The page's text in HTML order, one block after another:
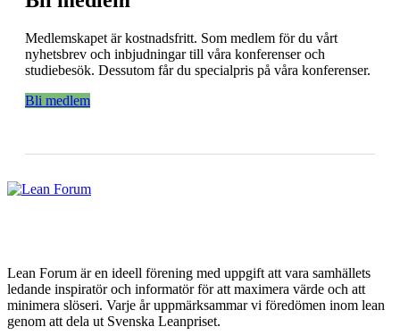
Medlemskapet är kostnadsfritt. Som medlem för du vårt
nyhetsbrev och inbjudningar till våra konferenser och
studiebesök. Dessutom får du specialpris på våra konferenser.
Bli medlem
Lean Forum är en ideell förening med uppgift att vara samhällets
ledande inspiratör och informatör för att maximera värde och att
minimera slöseri. Varje år uppmärksammar vi föredömen inom lean
genom att dela ut Svenska Leanpriset.